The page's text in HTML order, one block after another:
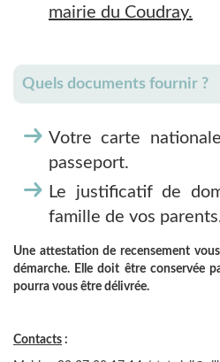
mairie du Coudray.
Quels documents fournir ?
Votre carte
passeport.
Le justificatif de
famille de vos
Une attestation de recensement
démarche. Elle doit être conservée
pourra vous être délivrée.
Contacts :